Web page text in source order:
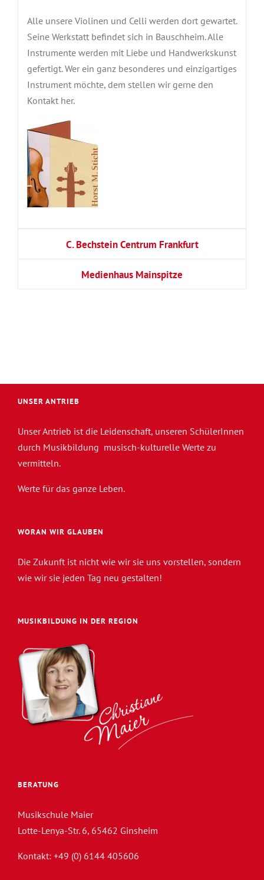
Alle unsere Violinen und Celli werden dort gewartet.
Seine Werkstatt befindet sich in Bauschheim. Alle
Instrumente werden mit Liebe und Handwerkskunst
gefertigt. Wer ein ganz besonderes und einzigartiges
Instrument möchte, dem stellen wir gerne den
Kontakt her.
C. Bechstein Centrum Frankfurt
Medienhaus Mainspitze
UNSER ANTRIEB
Unser Antrieb ist die Leidenschaft, unseren SchülerInnen
durch Musikbildung musisch-kulturelle Werte zu
vermitteln.
Werte für das ganze Leben.
WORAN WIR GLAUBEN
Die Zukunft ist nicht wie wir sie uns vorstellen, sondern
wie wir sie jeden Tag neu gestalten!
MUSIKBILDUNG IN DER REGION
BERATUNG
Musikschule Maier
Lotte-Lenya-Str. 6, 65462 Ginsheim
Kontakt: +49 (0) 6144 405606